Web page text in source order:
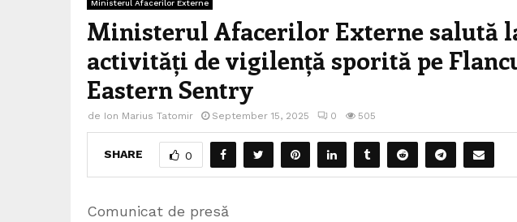
Ministerul Afacerilor Externe
Ministerul Afacerilor Externe salută
activități de vigilență sporită pe
Eastern Sentry
de Ion Marius Tatomir September 15, 2025 0 505
SHARE 0
Comunicat de presă